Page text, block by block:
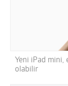
Yeni iPad mini,
olabilir